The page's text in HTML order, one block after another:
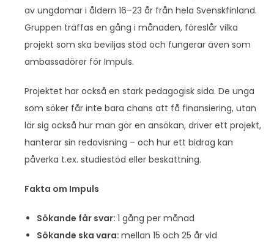
av ungdomar i åldern 16–23 år från hela Svenskfinland.
Gruppen träffas en gång i månaden, föreslår vilka
projekt som ska beviljas stöd och fungerar även som
ambassadörer för Impuls.
Projektet har också en stark pedagogisk sida. De unga
som söker får inte bara chans att få finansiering, utan
lär sig också hur man gör en ansökan, driver ett projekt,
hanterar sin redovisning – och hur ett bidrag kan
påverka t.ex. studiestöd eller beskattning.
Fakta om Impuls
Sökande får svar: 1 gång per månad
Sökande ska vara: mellan 15 och 25 år vid